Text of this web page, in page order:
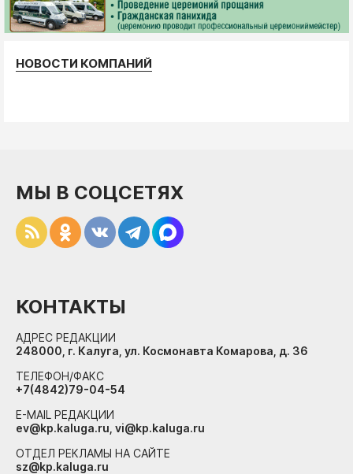
НОВОСТИ КОМПАНИЙ
МЫ В СОЦСЕТЯХ
КОНТАКТЫ
АДРЕС РЕДАКЦИИ
248000, г. Калуга, ул. Космонавта Комарова, д. 36
ТЕЛЕФОН/ФАКС
+7(4842)79-04-54
E-MAIL РЕДАКЦИИ
ev@kp.kaluga.ru, vi@kp.kaluga.ru
ОТДЕЛ РЕКЛАМЫ НА САЙТЕ
sz@kp.kaluga.ru